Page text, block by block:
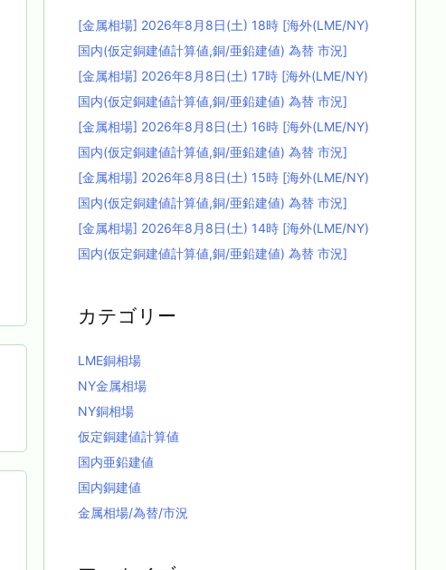
[金属相場] 2026年8月8日(土) 18時 [海外(LME/NY)
国内(仮定銅建値計算値,銅/亜鉛建値) 為替 市況]
[金属相場] 2026年8月8日(土) 17時 [海外(LME/NY)
国内(仮定銅建値計算値,銅/亜鉛建値) 為替 市況]
[金属相場] 2026年8月8日(土) 16時 [海外(LME/NY)
国内(仮定銅建値計算値,銅/亜鉛建値) 為替 市況]
[金属相場] 2026年8月8日(土) 15時 [海外(LME/NY)
国内(仮定銅建値計算値,銅/亜鉛建値) 為替 市況]
[金属相場] 2026年8月8日(土) 14時 [海外(LME/NY)
国内(仮定銅建値計算値,銅/亜鉛建値) 為替 市況]
カテゴリー
LME銅相場
NY金属相場
NY銅相場
仮定銅建値計算値
国内亜鉛建値
国内銅建値
金属相場/為替/市況